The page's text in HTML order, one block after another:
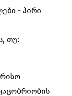
- პირი
თუ: